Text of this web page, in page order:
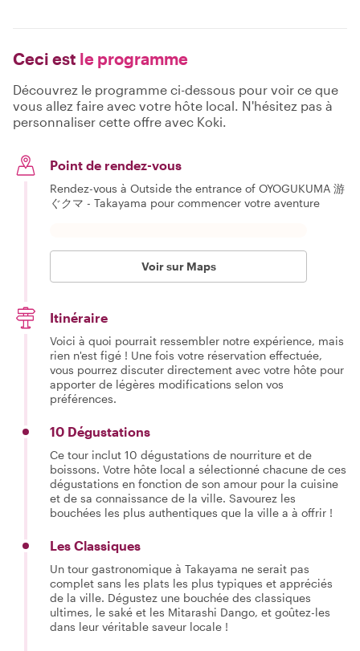
Ceci est le programme
Découvrez le programme ci-dessous pour voir ce que
vous allez faire avec votre hôte local. N'hésitez pas à
personnaliser cette offre avec Koki.
Point de rendez-vous
Rendez-vous à Outside the entrance of OYOGUKUMA 游
ぐクマ - Takayama pour commencer votre aventure
Voir sur Maps
Itinéraire
Voici à quoi pourrait ressembler notre expérience, mais
rien n'est figé ! Une fois votre réservation effectuée,
vous pourrez discuter directement avec votre hôte pour
apporter de légères modifications selon vos
préférences.
10 Dégustations
Ce tour inclut 10 dégustations de nourriture et de
boissons. Votre hôte local a sélectionné chacune de ces
dégustations en fonction de son amour pour la cuisine
et de sa connaissance de la ville. Savourez les
bouchées les plus authentiques que la ville a à offrir !
Les Classiques
Un tour gastronomique à Takayama ne serait pas
complet sans les plats les plus typiques et appréciés
de la ville. Dégustez une bouchée des classiques
ultimes, le saké et les Mitarashi Dango, et goûtez-les
dans leur véritable saveur locale !